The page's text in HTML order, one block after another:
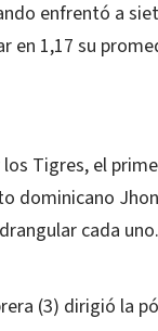
enfrentó a
en 1,17 su
los Tigres, el
dominicano
cada uno.
(3) dirigió la